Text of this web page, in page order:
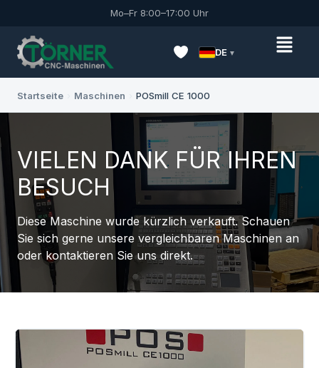
Mo–Fr 8:00–17:00 Uhr
DE
Startseite Maschinen POSmill CE 1000
VIELEN DANK FÜR IHREN
BESUCH
Diese Maschine wurde kürzlich verkauft. Schauen
Sie sich gerne unsere vergleichbaren Maschinen an
oder kontaktieren Sie uns direkt.